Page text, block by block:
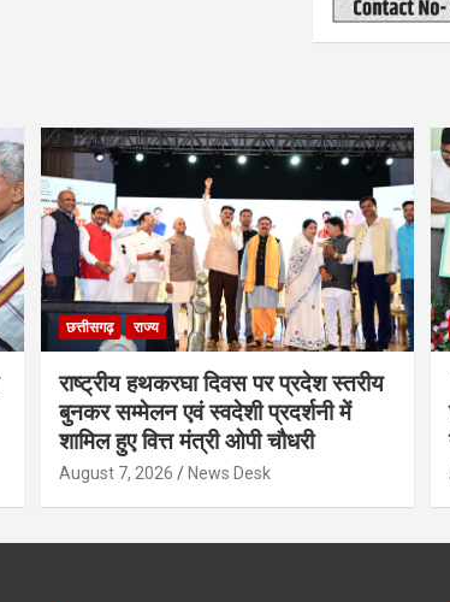
छत्तीसगढ़ राज्य
राष्ट्रीय हथकरघा दिवस पर प्रदेश स्तरीय
बुनकर सम्मेलन एवं स्वदेशी प्रदर्शनी में
शामिल हुए वित्त मंत्री ओपी चौधरी
August 7, 2026 News Desk